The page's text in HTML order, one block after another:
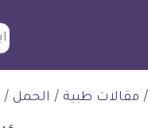
/ مقالات طبية / الحمل /